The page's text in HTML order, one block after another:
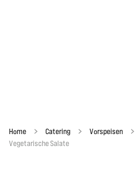
Home Catering Vorspeisen
Vegetarische Salate